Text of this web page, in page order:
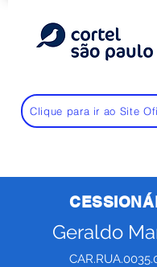
Clique para ir ao Site
Geraldo